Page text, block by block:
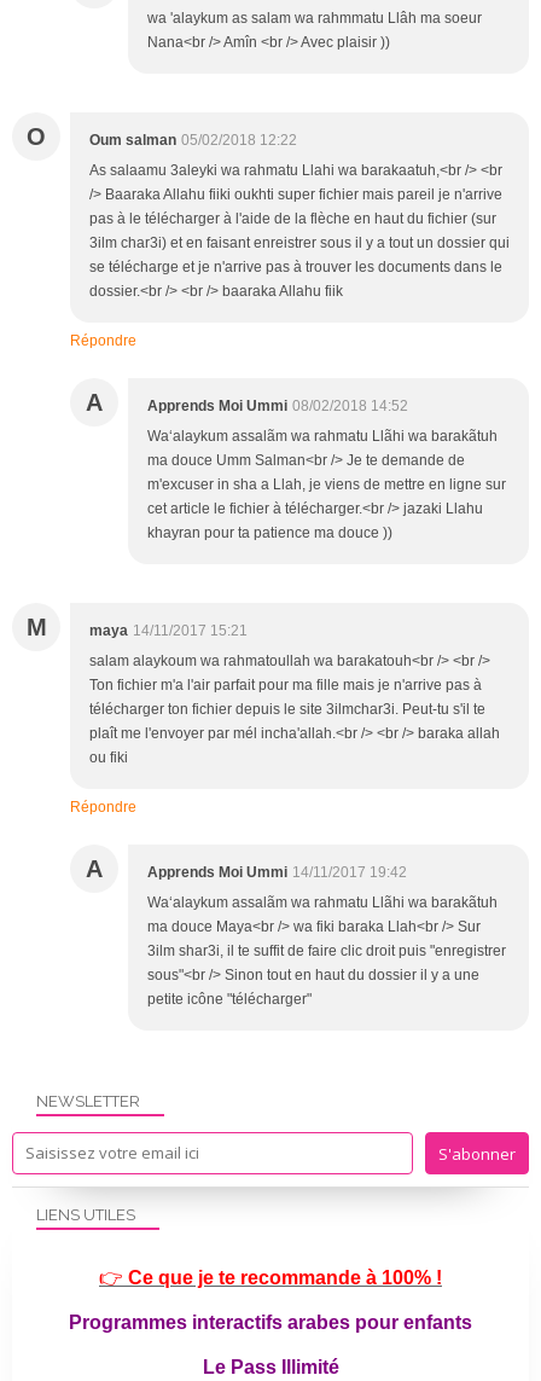
wa 'alaykum as salam wa rahmmatu Llâh ma soeur
Nana<br /> Amîn <br /> Avec plaisir ))
O Oum salman 05/02/2018 12:22
As salaamu 3aleyki wa rahmatu Llahi wa barakaatuh,<br /> <br
/> Baaraka Allahu fiiki oukhti super fichier mais pareil je n'arrive
pas à le télécharger à l'aide de la flèche en haut du fichier (sur
3ilm char3i) et en faisant enreistrer sous il y a tout un dossier qui
se télécharge et je n'arrive pas à trouver les documents dans le
dossier.<br /> <br /> baaraka Allahu fiik
Répondre
A Apprends Moi Ummi 08/02/2018 14:52
Wa‘alaykum assalãm wa rahmatu Llãhi wa barakãtuh
ma douce Umm Salman<br /> Je te demande de
m'excuser in sha a Llah, je viens de mettre en ligne sur
cet article le fichier à télécharger.<br /> jazaki Llahu
khayran pour ta patience ma douce ))
M maya 14/11/2017 15:21
salam alaykoum wa rahmatoullah wa barakatouh<br /> <br />
Ton fichier m'a l'air parfait pour ma fille mais je n'arrive pas à
télécharger ton fichier depuis le site 3ilmchar3i. Peut-tu s'il te
plaît me l'envoyer par mél incha'allah.<br /> <br /> baraka allah
ou fiki
Répondre
A Apprends Moi Ummi 14/11/2017 19:42
Wa‘alaykum assalãm wa rahmatu Llãhi wa barakãtuh
ma douce Maya<br /> wa fiki baraka Llah<br /> Sur
3ilm shar3i, il te suffit de faire clic droit puis "enregistrer
sous"<br /> Sinon tout en haut du dossier il y a une
petite icône "télécharger"
NEWSLETTER
LIENS UTILES
👉 Ce que je te recommande à 100% !
Programmes interactifs arabes pour enfants
Le Pass Illimité